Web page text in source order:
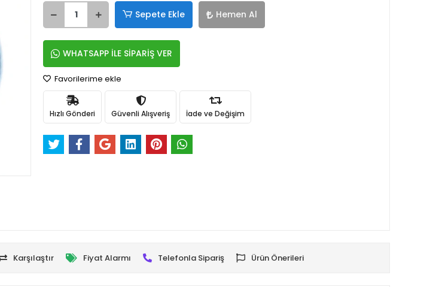
Sepete Ekle Hemen Al
WHATSAPP İLE SİPARİŞ VER
Favorilerime ekle
Hızlı Gönderi Güvenli Alışveriş İade ve Değişim
Karşılaştır Fiyat Alarmı Telefonla Sipariş Ürün Önerileri